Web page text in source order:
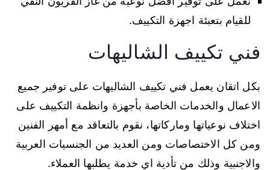
للقيام بتعبئة اجهزة التكييف.
فني تكييف الشاليهات
بكل اتقان يعمل فني تكييف الشاليهات على توفير جميع
الاعمال والخدمات الخاصة بأجهزة وانظمة التكييف على
اختلاف نوعياتها وماركاتها، نقوم بالتعاقد مع أمهر الفنين
ومن كل الاختصاصات ومن العديد من الجنسيات العربية
والاجنبية وذلك من تأدية اي خدمة يطلبها العملاء.